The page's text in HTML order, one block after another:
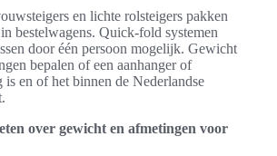
en lichte rolsteigers pakken
bestelwagens. Quick-fold systemen
door één persoon mogelijk. Gewicht
bepalen of een aanhanger of
is en of het binnen de Nederlandse
over gewicht en afmetingen voor